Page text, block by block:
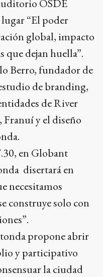
OSDE
“El poder
global, impacto
que dejan huella”.
Berro, fundador de
de branding,
de River
y el diseño
en Globant
disertará en
necesitamos
construye solo con
propone abrir
y participativo
la ciudad